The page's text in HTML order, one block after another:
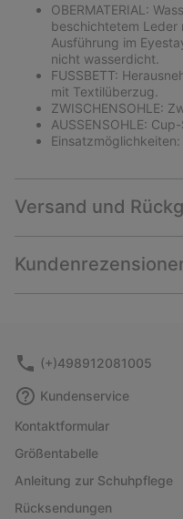
OBERMATERIAL:
beschichtetem Leder
Ausführung im
nicht wasserdicht.
FUSSBETT:
mit Textilüberzug.
ZWISCHENSOHLE:
AUSSENSOHLE: Cup-
Versand und
(+)498912081005
Kundenservice
Kontaktformular
Größentabelle
Anleitung zur Schuhpflege
Rücksendungen